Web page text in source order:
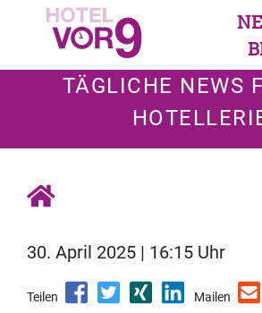
TÄGLICHE NEWS
30. April 2025 | 16:15 Uhr
Teilen Mailen